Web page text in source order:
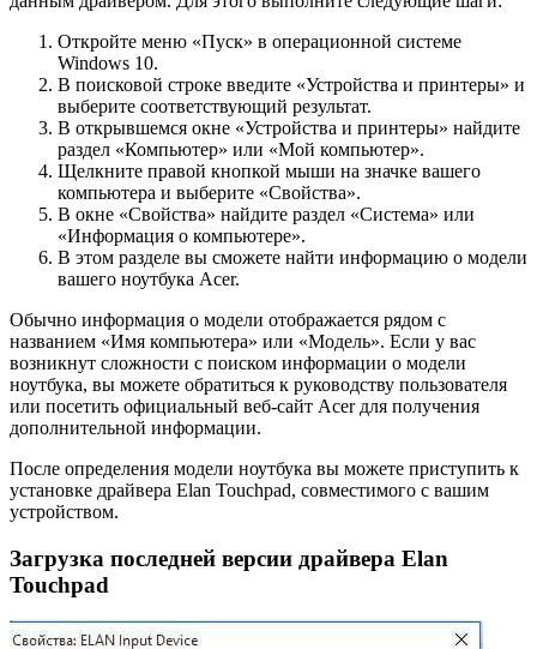
Откройте меню «Пуск» в операционной системе
Windows 10.
В поисковой строке введите «Устройства и принтеры» и
выберите соответствующий результат.
В открывшемся окне «Устройства и принтеры» найдите
раздел «Компьютер» или «Мой компьютер».
Щелкните правой кнопкой мыши на значке вашего
компьютера и выберите «Свойства».
В окне «Свойства» найдите раздел «Система» или
«Информация о компьютере».
В этом разделе вы сможете найти информацию о модели
вашего ноутбука Acer.
Обычно информация о модели отображается рядом с
названием «Имя компьютера» или «Модель». Если у вас
возникнут сложности с поиском информации о модели
ноутбука, вы можете обратиться к руководству пользователя
или посетить официальный веб-сайт Acer для получения
дополнительной информации.
После определения модели ноутбука вы можете приступить к
установке драйвера Elan Touchpad, совместимого с вашим
устройством.
Загрузка последней версии драйвера Elan
Touchpad